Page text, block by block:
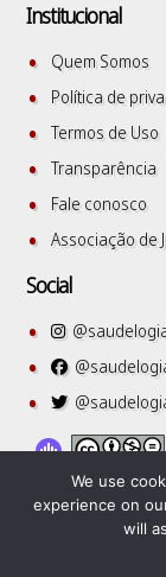
Institucional
Quem Somos
Política de
Termos de Uso
Transparência
Fale conosco
Associação de
Social
We use
experience on
will